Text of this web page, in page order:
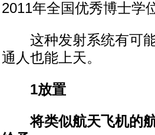
2011年全国优秀博士学
这种发射系统有可能
通人也能上天。
1放置
将类似航天飞机的航